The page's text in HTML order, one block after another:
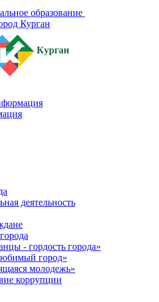
образование
Курган
Курган
деятельность
- гордость города»
город»
молодежь»
коррупции